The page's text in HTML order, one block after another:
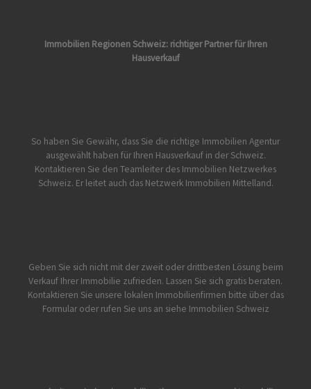
Immobilien Regionen Schweiz: richtiger Partner für Ihren
Hausverkauf
So haben Sie Gewähr, dass Sie die richtige Immobilien Agentur
ausgewählt haben für Ihren Hausverkauf in der Schweiz.
Kontaktieren Sie den Teamleiter des Immobilien Netzwerkes
Schweiz. Er leitet auch das Netzwerk Immobilien Mittelland.
Geben Sie sich nicht mit der zweit oder drittbesten Lösung beim
Verkauf Ihrer Immobilie zufrieden. Lassen Sie sich gratis beraten.
Kontaktieren Sie unsere lokalen Immobilienfirmen bitte über das
Formular oder rufen Sie uns an siehe Immobilien Schweiz